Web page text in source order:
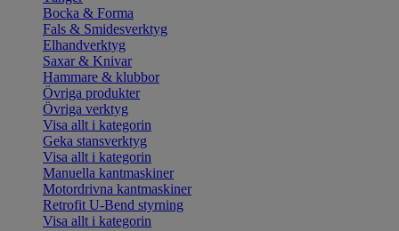
Bocka & Forma
Fals & Smidesverktyg
Elhandverktyg
Saxar & Knivar
Hammare & klubbor
Övriga produkter
Övriga verktyg
Visa allt i kategorin
Geka stansverktyg
Visa allt i kategorin
Manuella kantmaskiner
Motordrivna kantmaskiner
Retrofit U-Bend styrning
Visa allt i kategorin